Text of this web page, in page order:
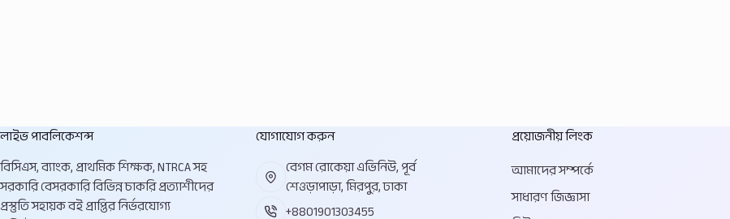
লাইভ পাবলিকেশন্স
বিসিএস, ব্যাংক, প্রাথমিক শিক্ষক, NTRCA সহ
সরকারি বেসরকারি বিভিন্ন চাকরি প্রত্যাশীদের
প্রস্তুতি সহায়ক বই প্রাপ্তির নির্ভরযোগ্য
যোগাযোগ করুন
বেগম রোকেয়া এভিনিউ, পূর্ব
শেওড়াপাড়া, মিরপুর, ঢাকা
+8801901303455
প্রয়োজনীয় লিংক
আমাদের সম্পর্কে
সাধারণ জিজ্ঞাসা